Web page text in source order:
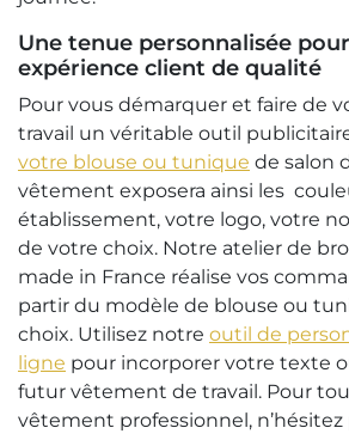
Une tenue personnalisée
expérience client de qualité
Pour vous démarquer et faire de
travail un véritable outil
votre blouse ou tunique de salon
vêtement exposera ainsi les
établissement, votre logo, votre
de votre choix. Notre atelier de
made in France réalise vos
partir du modèle de blouse ou
choix. Utilisez notre outil de
ligne pour incorporer votre texte
futur vêtement de travail. Pour
vêtement professionnel, n’hésitez